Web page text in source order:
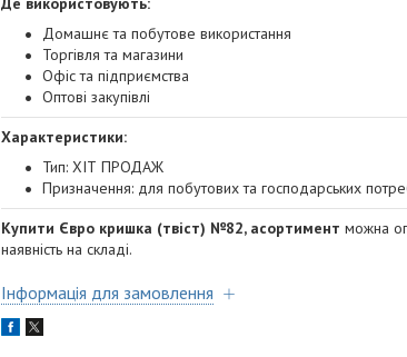
Домашнє та побутове використання
Торгівля та магазини
Офіс та підприємства
Оптові закупівлі
Характеристики:
Тип: ХІТ ПРОДАЖ
Призначення: для побутових та господарських
Купити Євро кришка (твіст) №82, асортимент можна
наявність на складі.
Інформація для замовлення